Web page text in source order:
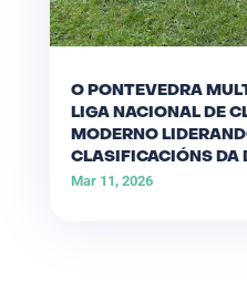
O PONTEVEDRA
LIGA NACIONAL DE
MODERNO
CLASIFICACIÓNS DA
Mar 11, 2026